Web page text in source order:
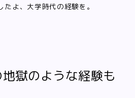
よ、大学時代の経験を。
獄のような経験も